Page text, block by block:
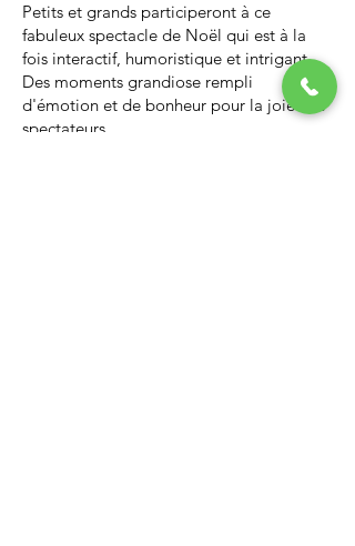
Petits et grands participeront à ce
fabuleux spectacle de Noël qui est à la
fois interactif, humoristique et intrigant.
Des moments grandiose rempli
d'émotion et de bonheur pour la joie des
spectateurs.